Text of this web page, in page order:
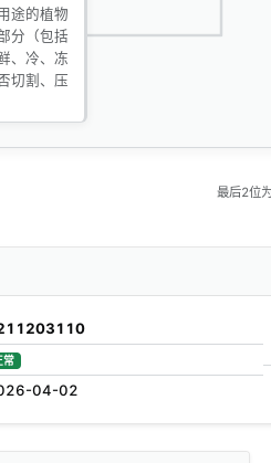
途的植物
分（包括
、冷、冻
切割、压
最后2位
常
04-02